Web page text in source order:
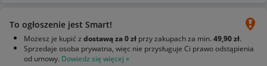
To ogłoszenie jest Smart!
Możesz je kupić z dostawą za 0 zł przy zakupach za min. 49,90 zł.
Sprzedaje osoba prywatna, więc nie przysługuje Ci prawo odstąpienia
od umowy. Dowiedz się więcej »